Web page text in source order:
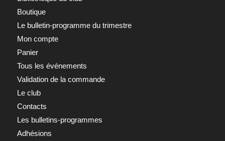
Boutique
Le bulletin-programme du trimestre
Mon compte
Panier
Tous les événements
Validation de la commande
Le club
Contacts
Les bulletins-programmes
Adhésions